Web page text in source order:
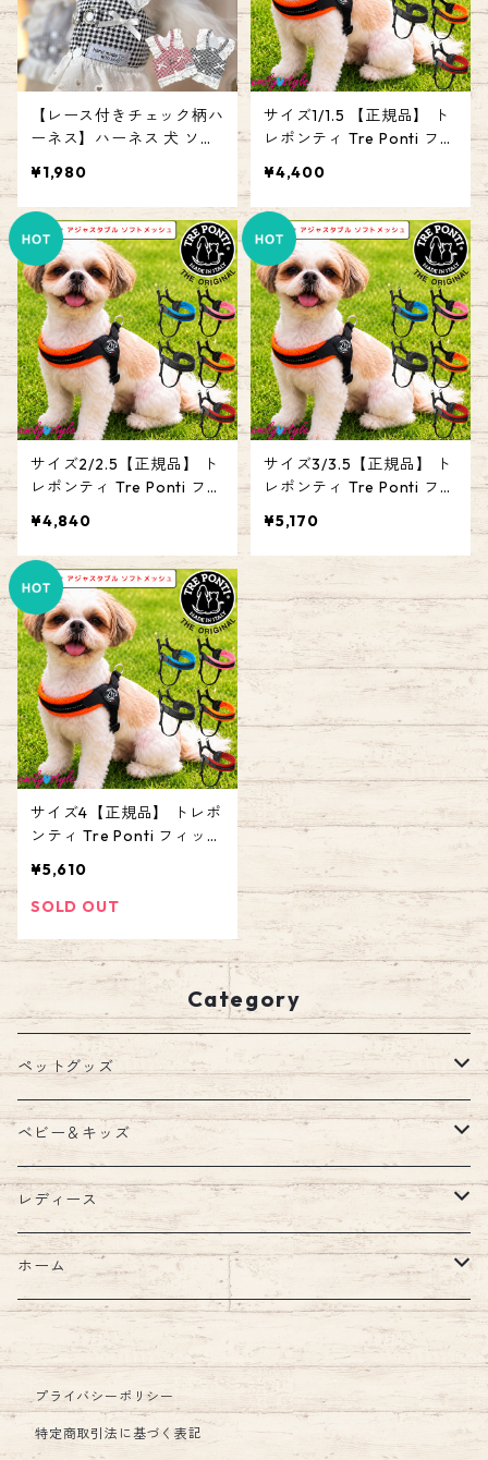
【レース付きチェック柄ハ
ーネス】ハーネス 犬 ソフ
かわいい おしゃれ お散歩
女の子 簡単装着 ドッグ エ
ミリースタイル emilystyle
¥1,980
サイズ1/1.5 【正規品】 ト
レポンティ Tre Ponti フィ
フトメッシュ Fibbia adjus
table type SOFT MESH ハ
ーネス イタリアンブラン
ド イタリア製 犬 人気 かわ
いい おしゃれ お散歩 簡単
装着 エミリースタイル em
ilystyle
¥4,400
サイズ2/2.5【正規品】 ト
レポンティ Tre Ponti フィ
フトメッシュ Fibbia adjus
table type SOFT MESH ハ
ーネス イタリアンブラン
ド イタリア製 犬 人気 かわ
いい おしゃれ お散歩 簡単
装着 エミリースタイル em
ilystyle
¥4,840
サイズ3/3.5【正規品】 ト
レポンティ Tre Ponti フィ
フトメッシュ Fibbia adjus
table type SOFT MESH ハ
ーネス イタリアンブラン
ド イタリア製 犬 人気 かわ
いい おしゃれ お散歩 簡単
装着 エミリースタイル em
ilystyle
¥5,170
サイズ4【正規品】 トレポ
ンティ Tre Ponti フィッビ
メッシュ Fibbia adjustabl
e type SOFT MESH ハーネ
タリア製 犬 人気 かわいい
おしゃれ お散歩 簡単装着
エミリースタイル emilyst
yle
¥5,610
SOLD OUT
Category
ペットグッズ
ウェア
ウェア
首輪
ハーネス・リード
ハーネスリードセット
ハーネス
リード
ウォーターボトル
食器・フードボウル
ベビー＆キッズ
キッズルーム
ブランケット
汗取りパッド・ガーゼ
お食事エプロン・ビブ・スタイ
レディース
バッグ
ショルダー
アクセサリー
ホーム
キッチン
インテリア
プライバシーポリシー
特定商取引法に基づく表記